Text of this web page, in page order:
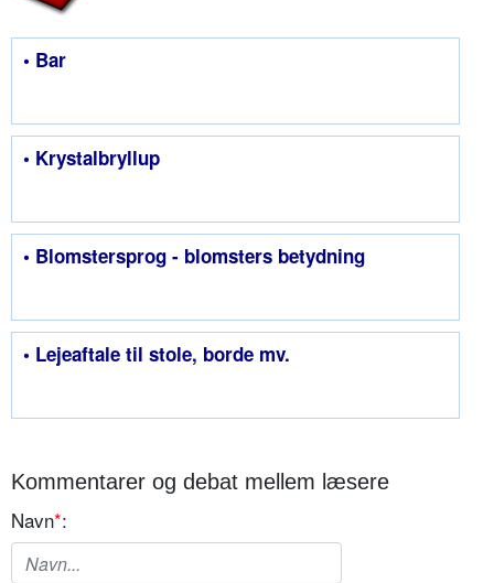
• Bar
• Krystalbryllup
• Blomstersprog - blomsters betydning
• Lejeaftale til stole, borde mv.
Kommentarer og debat mellem læsere
Navn*: